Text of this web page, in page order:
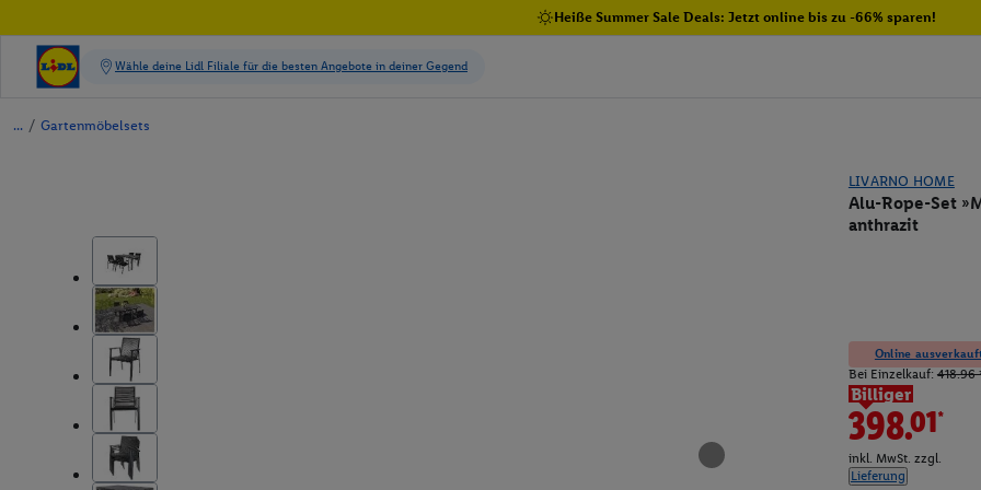
Heiße Summer Sale Deals: Jetzt online bis zu -66% sparen!
/ Gartenmöbelsets
LIVARNO HOME
Alu-Rope-Set
anthrazit
Online
Bei Einzelkauf: 418.96
Billiger
398.01*
inkl. MwSt. zzgl.
Lieferung